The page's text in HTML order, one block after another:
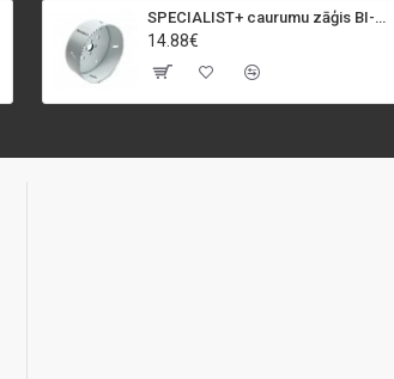
SPECIALIST+ caurumu zāģis BI-METAL, 98 mm
14.88€